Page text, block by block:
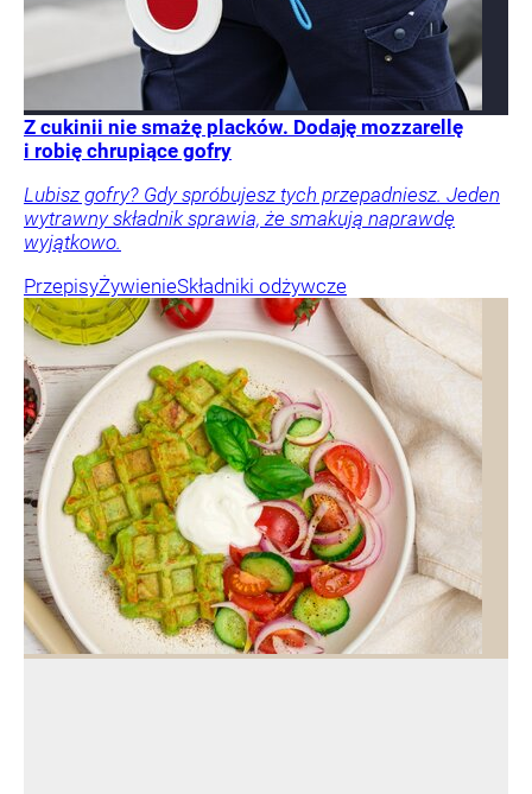
Z cukinii nie smażę placków. Dodaję mozzarellę
i robię chrupiące gofry
Lubisz gofry? Gdy spróbujesz tych przepadniesz. Jeden
wytrawny składnik sprawia, że smakują naprawdę
wyjątkowo.
PrzepisyŻywienieSkładniki odżywcze